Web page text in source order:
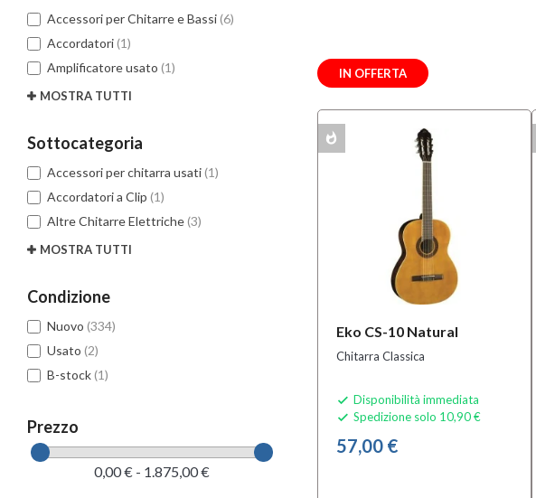
Accessori per Chitarre e Bassi(6)
Accordatori(1)
Amplificatore usato (1)
MOSTRA TUTTI
Sottocategoria
Accessori per chitarra usati(1)
Accordatori a Clip (1)
Altre Chitarre Elettriche(3)
MOSTRA TUTTI
Condizione
Nuovo (334)
Usato (2)
B-stock(1)
Prezzo
0,00 € - 1.875,00 €
IN OFFERTA
Eko CS-10 Natural
Chitarra Classica
 Disponibilità immediata
 Spedizione solo 10,90 €
57,00 €
whatshot